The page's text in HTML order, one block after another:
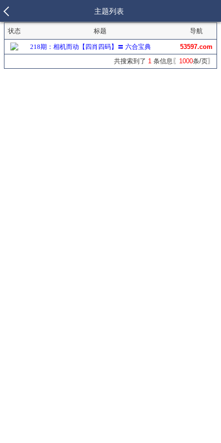
主题列表
状态 标题 导航
218期：相机而动【四肖四码】〓 六合宝典
53597.com
共搜索到了 1 条信息〖 1000条/页〗